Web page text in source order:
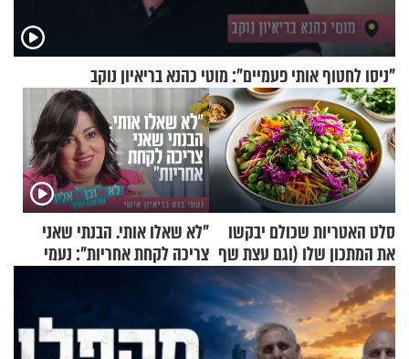
"ניסו לחטוף אותי פעמיים": מוטי כהנא בריאיון נוקב
סלט האטריות שכולם יבקשו
את המתכון שלו (וגם עצת שף
להגשת הרוטב)
"לא שאלו אותי. הבנתי שאני
צריכה לקחת אחריות": נעמי
בנט בריאיון אישי